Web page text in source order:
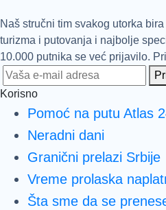
Naš stručni tim svakog utorka
turizma i putovanja i najbolje
10.000 putnika se već prijavilo.
Korisno
Pomoć na putu Atlas
Neradni dani
Granični prelazi Srbije
Vreme prolaska
Šta sme da se